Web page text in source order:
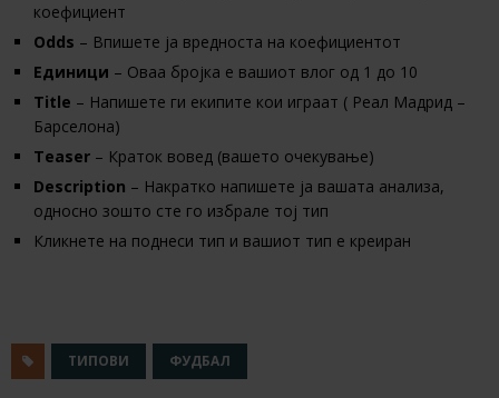
коефициент
Odds – Впишете ја вредноста на коефициентот
Единици – Оваа бројка е вашиот влог од 1 до 10
Title – Напишете ги екипите кои играат ( Реал Мадрид –
Барселона)
Теaser – Краток вовед (вашето очекување)
Description – Накратко напишете ја вашата анализа,
односно зошто сте го избрале тој тип
Кликнете на поднеси тип и вашиот тип е креиран
ТИПОВИ ФУДБАЛ